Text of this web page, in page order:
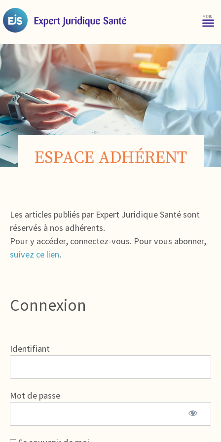
ESPACE ADHÉRENT
Les articles publiés par Expert Juridique Santé sont
réservés à nos adhérents.
Pour y accéder, connectez-vous. Pour vous abonner,
suivez ce lien.
Connexion
Identifiant
Mot de passe